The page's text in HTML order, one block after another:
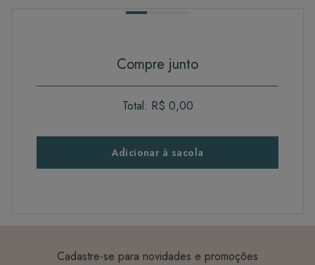
Compre junto
Total: R$ 0,00
Adicionar à sacola
Cadastre-se para novidades e promoções